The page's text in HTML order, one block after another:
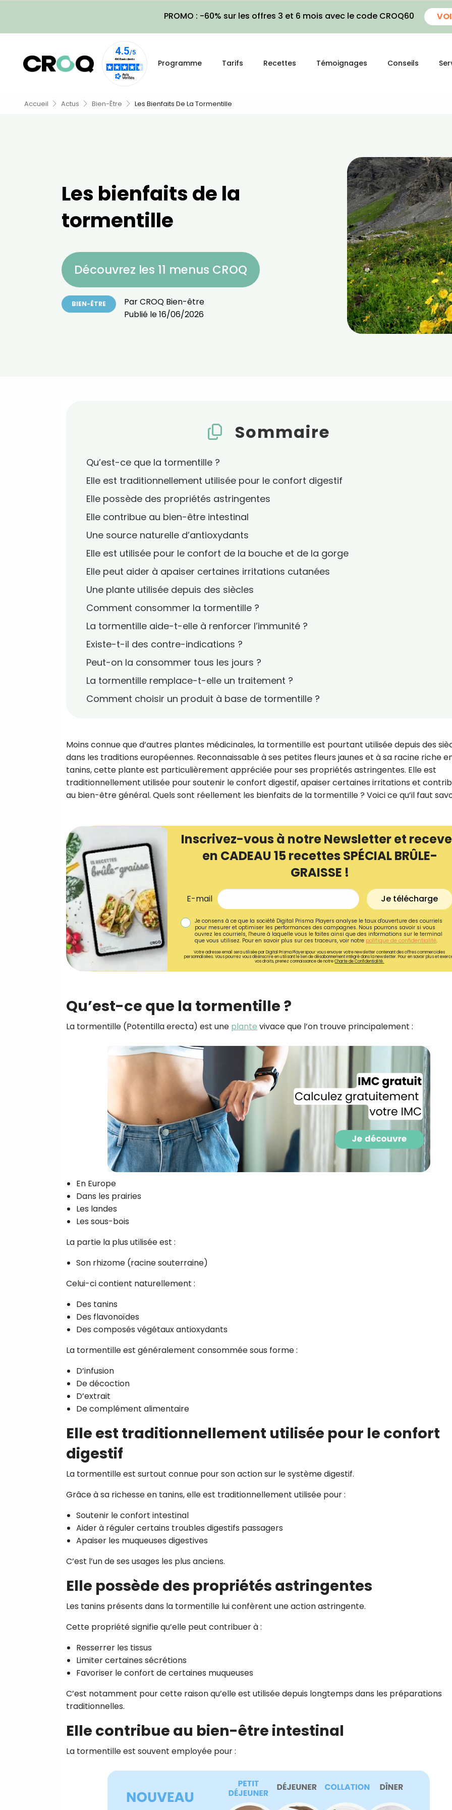
PROMO : -60% sur les offres 3 et 6 mois avec le code CROQ60
Programme Tarifs Recettes Témoignages Conseils
Accueil Actus Bien-Être Les Bienfaits De La Tormentille
Les bienfaits de la
tormentille
Découvrez les 11 menus CROQ
BIEN-ÊTRE ParCROQ Bien-être
Publié le16/06/2026
Sommaire
Qu’est-ce que la tormentille ?
Elle est traditionnellement utilisée pour le confort digestif
Elle possède des propriétés astringentes
Elle contribue au bien-être intestinal
Une source naturelle d’antioxydants
Elle est utilisée pour le confort de la bouche et de la gorge
Elle peut aider à apaiser certaines irritations cutanées
Une plante utilisée depuis des siècles
Comment consommer la tormentille ?
La tormentille aide-t-elle à renforcer l’immunité ?
Existe-t-il des contre-indications ?
Peut-on la consommer tous les jours ?
La tormentille remplace-t-elle un traitement ?
Comment choisir un produit à base de tormentille ?
Moins connue que d’autres plantes médicinales, la tormentille est pourtant utilisée depuis des
dans les traditions européennes. Reconnaissable à ses petites fleurs jaunes et à sa racine riche
tanins, cette plante est particulièrement appréciée pour ses propriétés astringentes. Elle est
traditionnellement utilisée pour soutenir le confort digestif, apaiser certaines irritations et
au bien-être général. Quels sont réellement les bienfaits de la tormentille ? Voici ce qu’il faut
Inscrivez-vous à notre Newsletter et
en CADEAU 15 recettes SPÉCIAL BRÛLE-
GRAISSE !
E-mail Je télécharge
Je consens à ce que la société Digital Prisma Players analyse le taux d'ouverture des courriels
pour mesurer et optimiser les performances des campagnes. Nous pourrons savoir si vous
ouvrez les courriels, l'heure à laquelle vous le faites ainsi que des informations sur le terminal
que vous utilisez. Pour en savoir plus sur ces traceurs, voir notre politique de confidentialité.
Votre adresse email sera utilisée par Digital Prisma Playerspour vous envoyer votre newsletter contenant des offres commerciales
personnalisées. Vous pourrez vous désinscrire en utilisant le lien de désabonnement intégré dans la newsletter. Pour en savoir plus et
vos droits, prenez connaissance de notreCharte de Confidentialité.
Qu’est-ce que la tormentille ?
La tormentille (Potentilla erecta) est une plante vivace que l’on trouve principalement :
En Europe
Dans les prairies
Les landes
Les sous-bois
La partie la plus utilisée est :
Son rhizome (racine souterraine)
Celui-ci contient naturellement :
Des tanins
Des flavonoïdes
Des composés végétaux antioxydants
La tormentille est généralement consommée sous forme :
D’infusion
De décoction
D’extrait
De complément alimentaire
Elle est traditionnellement utilisée pour le confort
digestif
La tormentille est surtout connue pour son action sur le système digestif.
Grâce à sa richesse en tanins, elle est traditionnellement utilisée pour :
Soutenir le confort intestinal
Aider à réguler certains troubles digestifs passagers
Apaiser les muqueuses digestives
C’est l’un de ses usages les plus anciens.
Elle possède des propriétés astringentes
Les tanins présents dans la tormentille lui confèrent une action astringente.
Cette propriété signifie qu’elle peut contribuer à :
Resserrer les tissus
Limiter certaines sécrétions
Favoriser le confort de certaines muqueuses
C’est notamment pour cette raison qu’elle est utilisée depuis longtemps dans les préparations
traditionnelles.
Elle contribue au bien-être intestinal
La tormentille est souvent employée pour :
Recevez gratuitement
recettes inédites de
!
Ainsi que la newsletter
Je consens à ce que la société
Prisma Players analyse le taux
utilisez. Pour en savoir plus sur ces
voir notre
politique de confidentialité
Je reçois mon cadeau !
Votre adresse email sera utilisée par Digital Prisma
envoyer votre newsletter contenant des offres
personnalisées. Vous pourrez vous désinscrire en
désabonnement intégré dans la newsletter. Pour en
exercer vos droits, prenez connaissance de notre